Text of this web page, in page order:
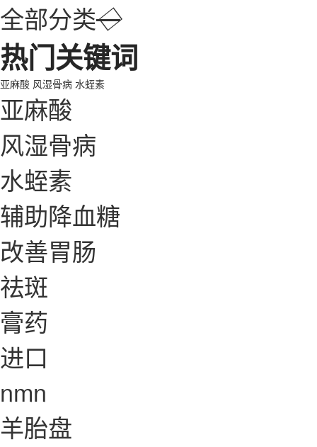
全部分类◇
热门关键词
亚麻酸 风湿骨病 水蛭素
亚麻酸
风湿骨病
水蛭素
辅助降血糖
改善胃肠
祛斑
膏药
进口
nmn
羊胎盘